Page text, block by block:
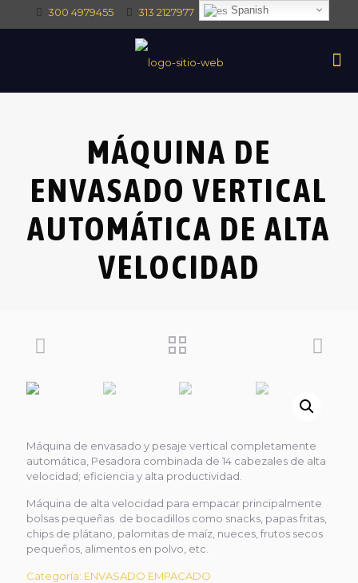
300 4979455 313 2127977 intec@intectrade.co
MÁQUINA DE
ENVASADO VERTICAL
AUTOMÁTICA DE ALTA
VELOCIDAD
Máquina de envasado y pesaje vertical completamente
automática, Pesadora combinada de 14 cabezales de alta
velocidad; eficiencia y alta productividad.
Máquina de alta velocidad para empacar principalmente
bolsas pequeñas de bocadillos como snacks, papas fritas,
chips de plátano, palomitas de maíz, nueces, frutos secos
pequeños, alimentos en polvo, etc.
Categoría: ENVASADO EMPACADO
Spanish